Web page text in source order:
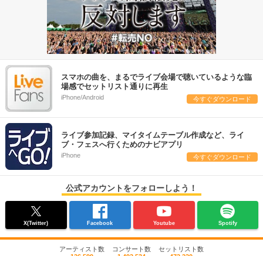
スマホの曲を、まるでライブ会場で聴いているような臨
場感でセットリスト通りに再生
iPhone/Android 今すぐダウンロード
ライブ参加記録、マイタイムテーブル作成など、ライ
ブ・フェスへ行くためのナビアプリ
iPhone 今すぐダウンロード
公式アカウントをフォローしよう！
X(Twitter) Facebook Youtube Spotify
アーティスト数
コンサート数
セットリスト数